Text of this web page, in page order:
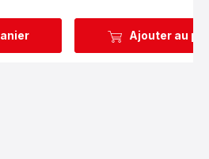
Ajouter au